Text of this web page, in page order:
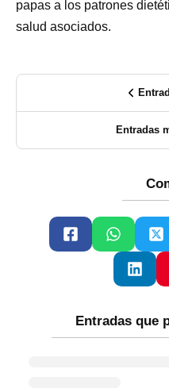
papas a los patrones
salud asociados.
Entradas
Entradas que